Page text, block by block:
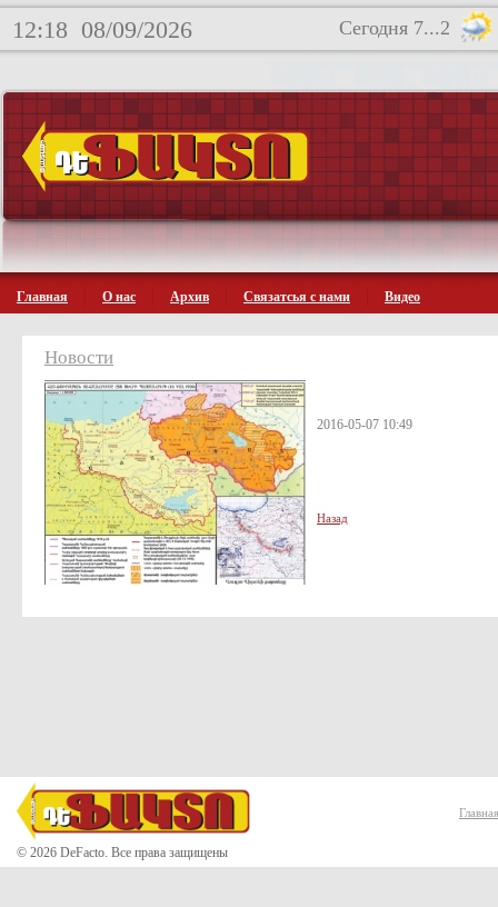
12:18 08/09/2026 Сегодня 7...2
Главная О нас Архив Связатсья с нами Видео
Новости
2016-05-07 10:49
Назад
© 2026 DeFacto. Все права защищены
Главная